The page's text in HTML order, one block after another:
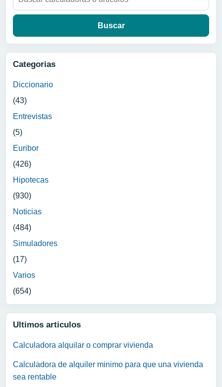
Categorias
Diccionario
(43)
Entrevistas
(5)
Euribor
(426)
Hipotecas
(930)
Noticias
(484)
Simuladores
(17)
Varios
(654)
Ultimos articulos
Calculadora alquilar o comprar vivienda
Calculadora de alquiler minimo para que una vivienda
sea rentable